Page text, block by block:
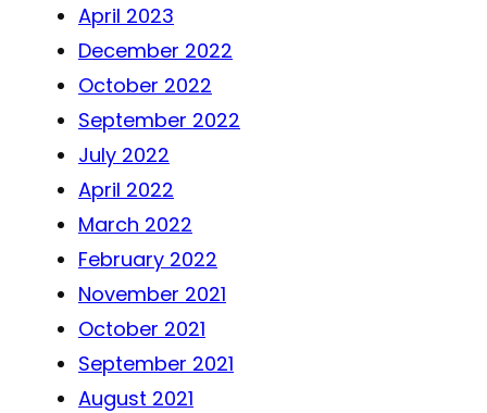
April 2023
December 2022
October 2022
September 2022
July 2022
April 2022
March 2022
February 2022
November 2021
October 2021
September 2021
August 2021